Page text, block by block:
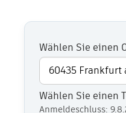
Wählen Sie einen
Wählen Sie einen
Anmeldeschluss: